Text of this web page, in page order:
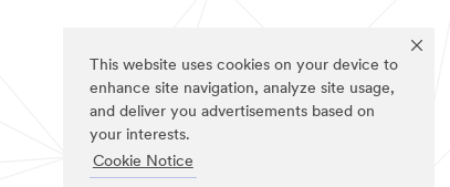
This website uses cookies on your device to
enhance site navigation, analyze site usage,
and deliver you advertisements based on
your interests.
Cookie Notice